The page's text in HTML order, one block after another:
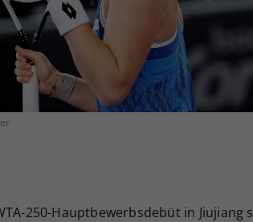
250-Hauptbewerbsdebüt in Jiujiang
Ihrer vorgenommen
Webseiten-Betreiber